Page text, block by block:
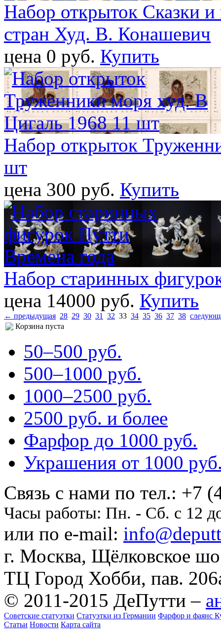
Набор открыток Сказки
стран Худ. В. Конашевич
цена 0 pуб. Купить
Набор открыток
шт
цена 300 pуб. Купить
Набор старинных
цена 14000 pуб. Купить
← предыдущая 28 29 30 31 32 33 34 35 36 37 38
Корзина пуста
50–500 pуб.
500–1000 pуб.
1000–2500 pуб.
2500 pуб. и более
Фарфор до 1000 pуб.
Украшения от 1000
Cвязь с нами по тел.: +7
Часы работы: Пн. - Сб. с 12
или по e-mail:
г. Москва, Щёлковское
ТЦ Город Хобби, пав.
© 2011-2015 ДеПутти –
Советские статуэтки Статуэтки из Германии Фарфор и фаянс
Статьи Новости Карта сайта